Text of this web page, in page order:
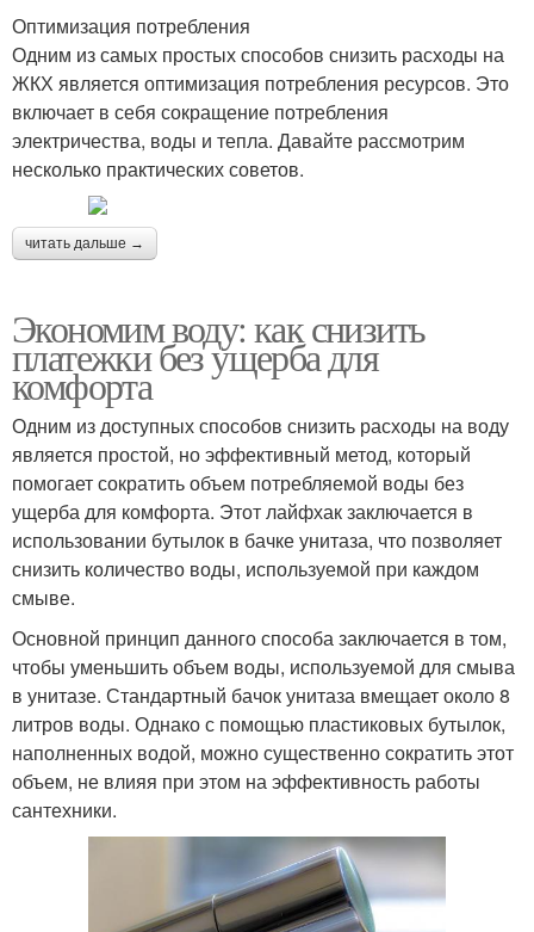
Оптимизация потребления
Одним из самых простых способов снизить расходы на
ЖКХ является оптимизация потребления ресурсов. Это
включает в себя сокращение потребления
электричества, воды и тепла. Давайте рассмотрим
несколько практических советов.
читать дальше →
Экономим воду: как снизить
платежки без ущерба для
комфорта
Одним из доступных способов снизить расходы на воду
является простой, но эффективный метод, который
помогает сократить объем потребляемой воды без
ущерба для комфорта. Этот лайфхак заключается в
использовании бутылок в бачке унитаза, что позволяет
снизить количество воды, используемой при каждом
смыве.
Основной принцип данного способа заключается в том,
чтобы уменьшить объем воды, используемой для смыва
в унитазе. Стандартный бачок унитаза вмещает около 8
литров воды. Однако с помощью пластиковых бутылок,
наполненных водой, можно существенно сократить этот
объем, не влияя при этом на эффективность работы
сантехники.